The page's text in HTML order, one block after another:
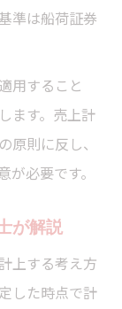
準は船荷証券
用すること
ます。売上計
原則に反し、
必要です。
が解説
上する考え方
した時点で計